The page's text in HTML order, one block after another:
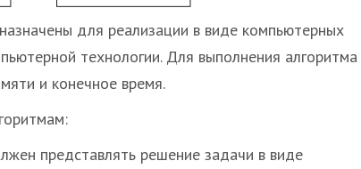
для реализации в виде компьютерных
технологии. Для выполнения алгоритма
и конечное время.
представлять решение задачи в виде